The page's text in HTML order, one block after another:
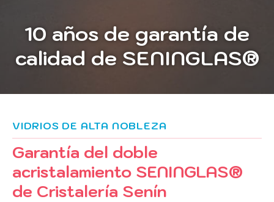
10 años de garantía de
calidad de SENINGLAS®
VIDRIOS DE ALTA NOBLEZA
Garantía del doble
acristalamiento SENINGLAS®
de Cristalería Senín